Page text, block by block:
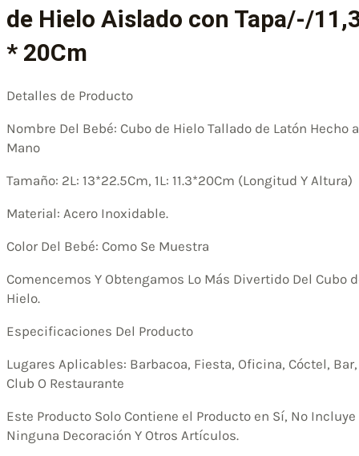
de Hielo Aislado con Tapa/-/
* 20Cm
Detalles de Producto
Nombre Del Bebé: Cubo de Hielo Tallado de Latón Hecho a
Mano
Tamaño: 2L: 13*22.5Cm, 1L: 11.3*20Cm (Longitud Y Altura)
Material: Acero Inoxidable.
Color Del Bebé: Como Se Muestra
Comencemos Y Obtengamos Lo Más Divertido Del Cubo
Hielo.
Especificaciones Del Producto
Lugares Aplicables: Barbacoa, Fiesta, Oficina, Cóctel, Bar,
Club O Restaurante
Este Producto Solo Contiene el Producto en Sí, No Incluye
Ninguna Decoración Y Otros Artículos.